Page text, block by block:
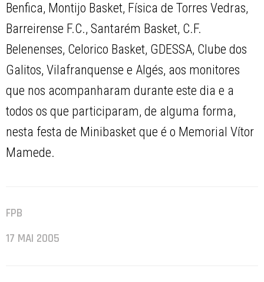
Benfica, Montijo Basket, Física de Torres Vedras,
Barreirense F.C., Santarém Basket, C.F.
Belenenses, Celorico Basket, GDESSA, Clube dos
Galitos, Vilafranquense e Algés, aos monitores
que nos acompanharam durante este dia e a
todos os que participaram, de alguma forma,
nesta festa de Minibasket que é o Memorial Vítor
Mamede.
FPB
17 MAI 2005